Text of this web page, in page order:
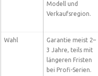
Modell und
Verkaufsregion.
Wahl
Garantie meist 2–
3 Jahre, teils mit
längeren Fristen
bei Profi-Serien.